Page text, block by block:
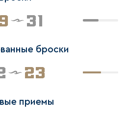
31
броски
23
приемы